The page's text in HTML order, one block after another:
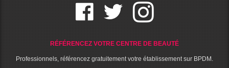
RÉFÉRENCEZ VOTRE CENTRE DE BEAUTÉ
Professionnels, référencez gratuitement votre établissement sur BPDM.